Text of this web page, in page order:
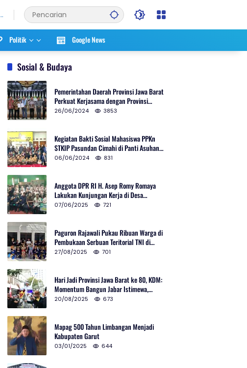
Politik Google News
Sosial & Budaya
Pemerintahan Daerah Provinsi Jawa Barat
Perkuat Kerjasama dengan Provinsi
Chungcheongnam Do Korea Selatan
26/06/2024 3853
Kegiatan Bakti Sosial Mahasiswa PPKn
STKIP Pasundan Cimahi di Panti Asuhan
Ulul Azmi Kota Cimahi
06/06/2024 831
Anggota DPR RI H. Asep Romy Romaya
Lakukan Kunjungan Kerja di Desa
Patrolsari
07/06/2025 721
Paguron Rajawali Pukau Ribuan Warga di
Pembukaan Serbuan Teritorial TNI di
Cibatu
27/08/2025 701
Hari Jadi Provinsi Jawa Barat ke 80, KDM:
Momentum Bangun Jabar Istimewa,
Lembur di Urus Kota Ditata
20/08/2025 673
Mapag 500 Tahun Limbangan Menjadi
Kabupaten Garut
03/01/2025 644